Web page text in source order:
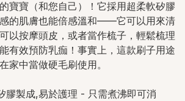
寶寶（和您自己）！它採用超柔軟矽膠
的肌膚也能倍感溫和——它可以用來清
以按摩頭皮，或者當作梳子，輕鬆梳理
有效預防乳痂！事實上，這款刷子用途
家中當做硬毛刷使用。
膠製成,易於護理 - 只需煮沸即可消